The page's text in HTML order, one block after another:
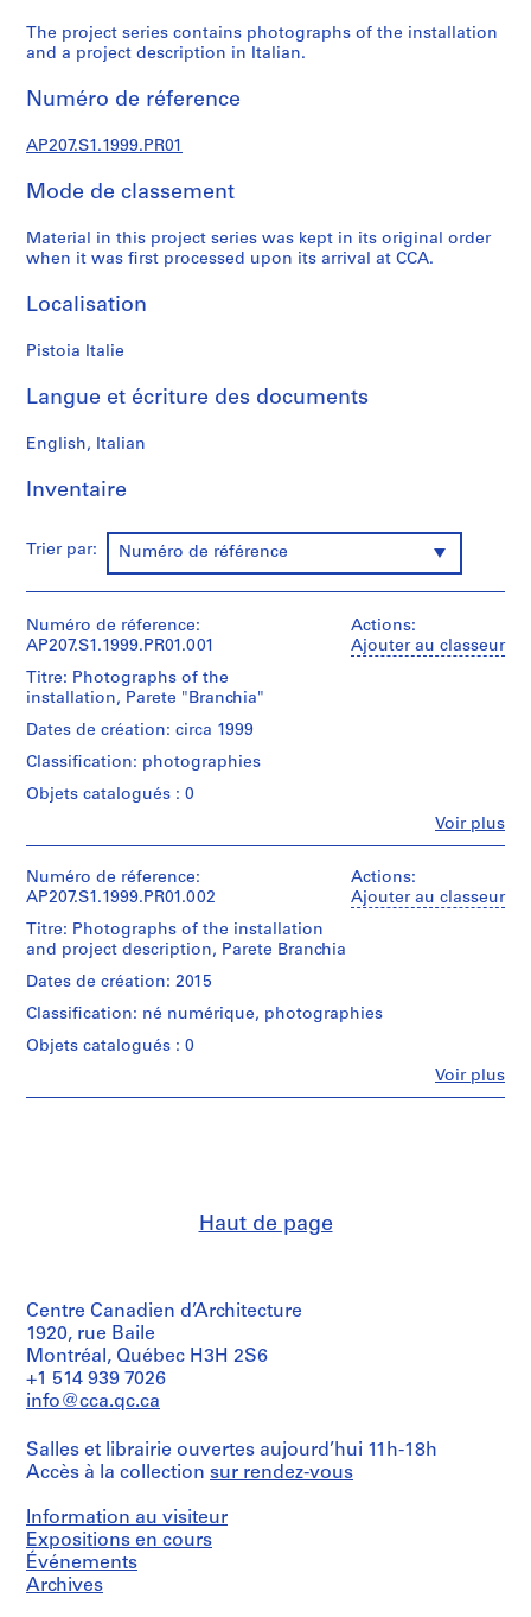
6
6
2
1
AP207.S1
P
o
e
:
u
n
S
o
n
o
r
o
[
o
u
d
T
u
n
n
]
(
9
a
1
9
6
-
2
1
8
AP207.S1.1966.PR01
The project series contains photographs of the installation
and a project description in Italian.
Numéro de réference
AP207.S1.1999.PR01
Mode de classement
Material in this project series was kept in its original order
when it was first processed upon its arrival at CCA.
Localisation
Pistoia Italie
Langue et écriture des documents
English, Italian
Inventaire
Trier par: Numéro de référence
Actions:
Ajouter au classeur
Voir plus
Numéro de réference:
AP207.S1.1999.PR01.001
Titre: Photographs of the
installation, Parete "Branchia"
Dates de création: circa 1999
Classification: photographies
Objets catalogués : 0
institutions:
Gianni
(archive
creator)
Gianni
(artist)
Type
de
crédit:
Gianni
Pettena
fonds
Collection
Canadien
d'Architecture/
Centre
for
Architecture,
Montréal;
Don
Actions:
Ajouter au classeur
Voir plus
Numéro de réference:
AP207.S1.1999.PR01.002
Titre: Photographs of the installation
and project description, Parete Branchia
Dates de création: 2015
Classification: né numérique, photographies
Objets catalogués : 0
file
formats:
JPEG
File
Interchange
Format,
Word
for
Quantité
/
Type
d’objet:
Haut de page
Centre Canadien d’Architecture
1920, rue Baile
Montréal, Québec H3H 2S6
+1 514 939 7026
info@cca.qc.ca
Salles et librairie ouvertes aujourd’hui 11h-18h
Accès à la collection sur rendez-vous
Information au visiteur
Expositions en cours
Événements
Archives